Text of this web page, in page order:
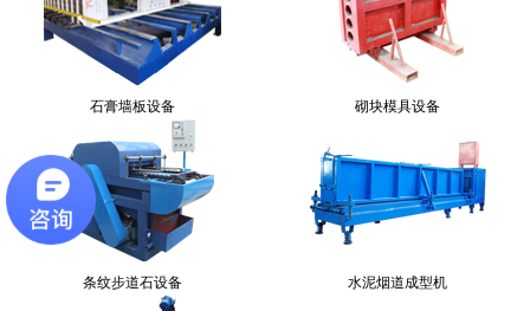
石膏墙板设备 砌块模具设备
条纹步道石设备 水泥烟道成型机